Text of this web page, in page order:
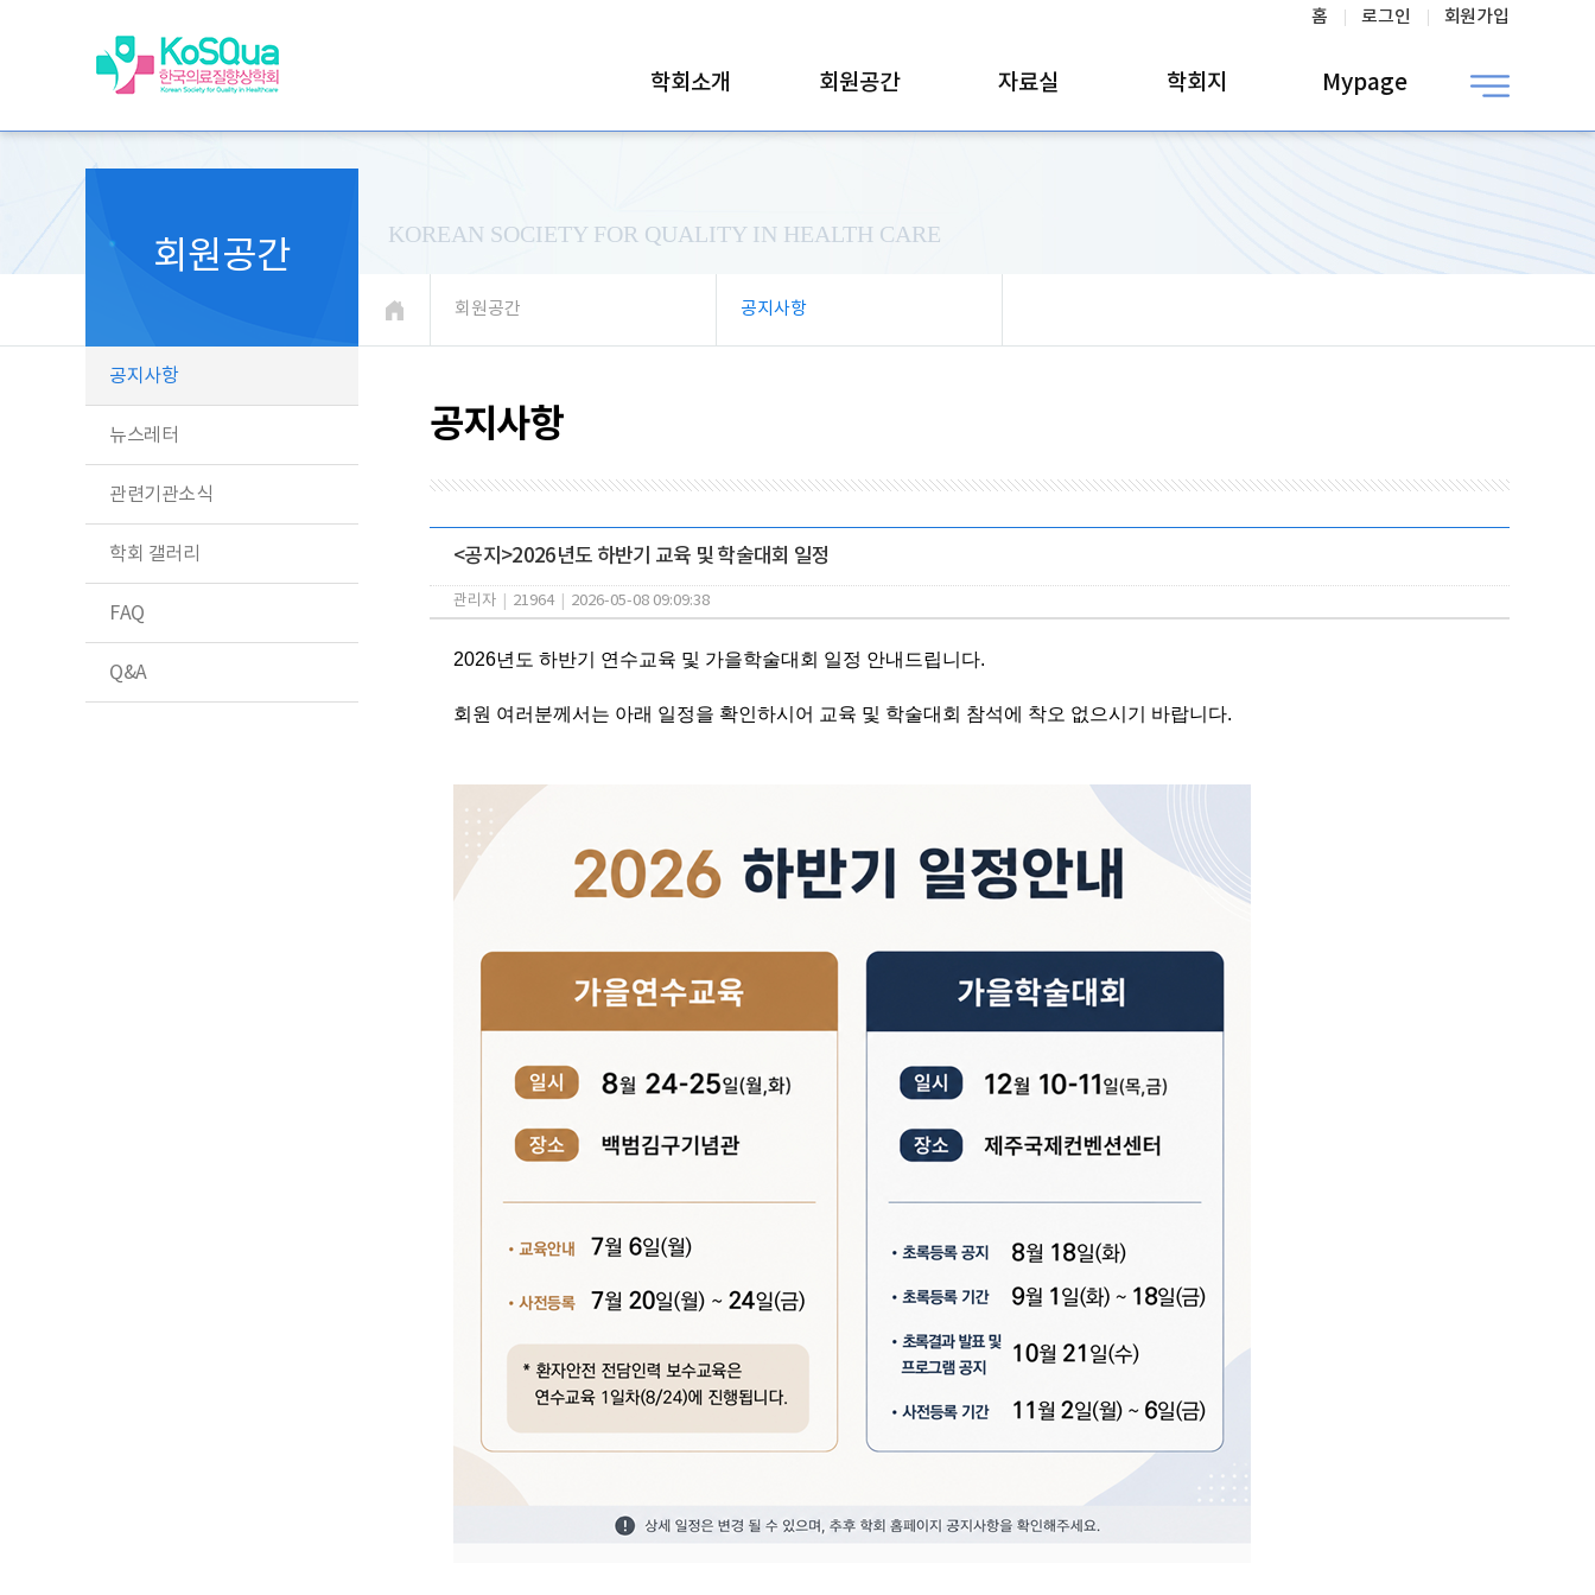
홈 로그인 회원가입
학회소개 회원공간 자료실 학회지 Mypage
KOREAN SOCIETY FOR QUALITY IN HEALTH CARE
회원공간 공지사항
회원공간
공지사항
뉴스레터
관련기관소식
학회 갤러리
FAQ
Q&A
공지사항
<공지>2026년도 하반기 교육 및 학술대회 일정
관리자 21964 2026-05-08 09:09:38
2026년도 하반기 연수교육 및 가을학술대회 일정 안내드립니다.
회원 여러분께서는 아래 일정을 확인하시어 교육 및 학술대회 참석에 착오 없으시기 바랍니다.